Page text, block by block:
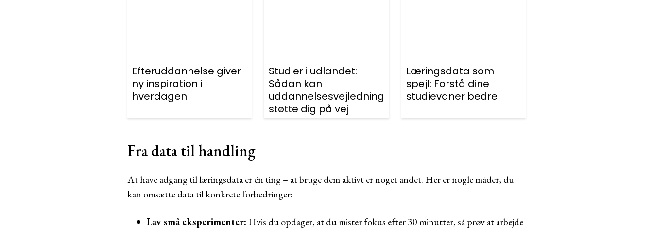
Efteruddannelse giver
ny inspiration i
hverdagen
Studier i udlandet:
Sådan kan
uddannelsesvejledning
støtte dig på vej
Læringsdata som
spejl: Forstå dine
studievaner bedre
Fra data til handling
At have adgang til læringsdata er én ting – at bruge dem aktivt er noget andet. Her er nogle måder, du
kan omsætte data til konkrete forbedringer:
Lav små eksperimenter: Hvis du opdager, at du mister fokus efter 30 minutter, så prøv at arbejde